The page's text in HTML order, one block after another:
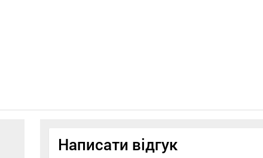
Написати відгук